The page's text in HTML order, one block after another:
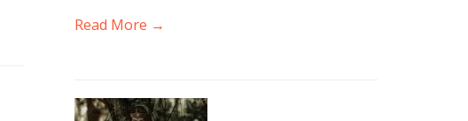
Read More →